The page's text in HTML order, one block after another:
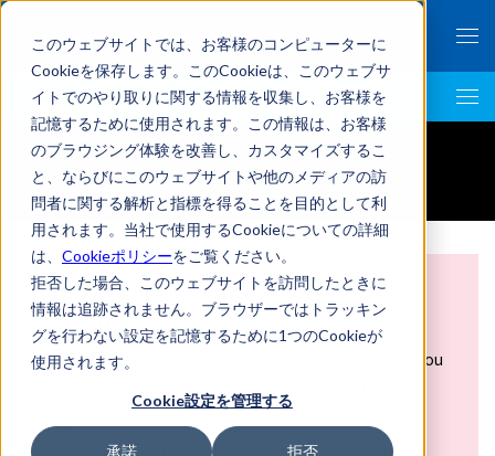
このウェブサイトでは、お客様のコンピューターに
Cookieを保存します。このCookieは、このウェブサ
イトでのやり取りに関する情報を収集し、お客様を
記憶するために使用されます。この情報は、お客様
のブラウジング体験を改善し、カスタマイズするこ
と、ならびにこのウェブサイトや他のメディアの訪
問者に関する解析と指標を得ることを目的として利
用されます。当社で使用するCookieについての詳細
は、 Cookieポリシーをご覧ください。
拒否した場合、このウェブサイトを訪問したときに
情報は追跡されません。ブラウザーではトラッキン
グを行わない設定を記憶するために1つのCookieが
使用されます。
Cookie設定を管理する
承諾 拒否
Investor Relations
IR Library
For those who cannot view linked
PDF files
Depending on the security settings of your PC, you
may not be able to view the contents of linked
pages.
Please refer to
page and try changing your